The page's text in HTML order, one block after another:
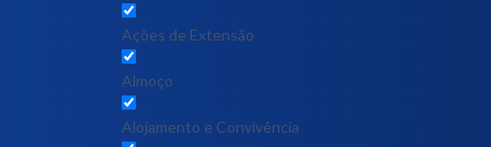
Ações de Extensão
Almoço
Alojamento e Convivência